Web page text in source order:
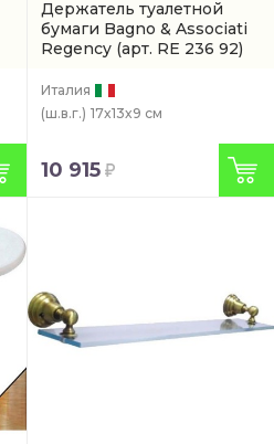
Держатель туалетной
бумаги Bagno & Associati
Regency (арт. RE 236 92)
Италия
(ш.в.г.) 17x13x9 см
10 915